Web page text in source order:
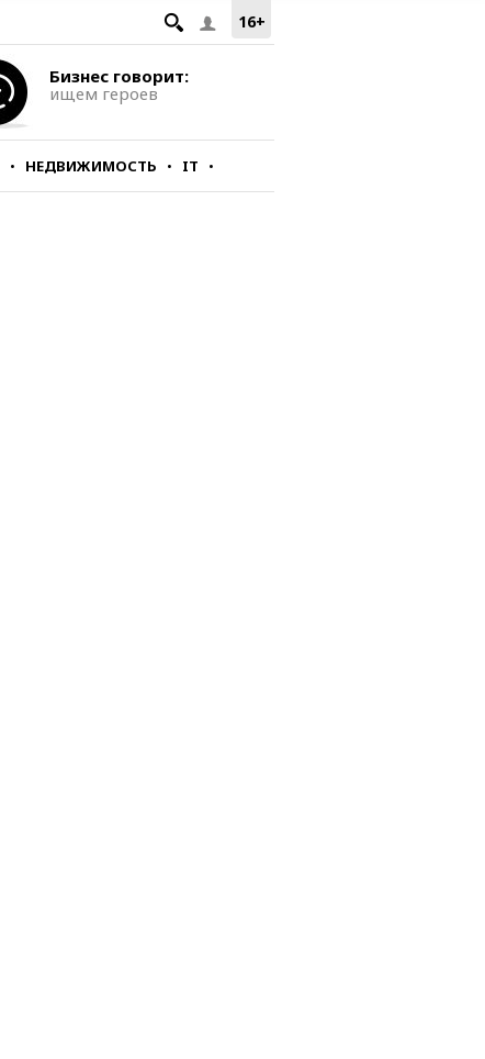
16+
Бизнес говорит:
ищем героев
НЕДВИЖИМОСТЬ IT